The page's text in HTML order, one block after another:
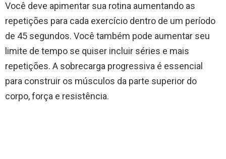
Você deve apimentar sua rotina aumentando as
repetições para cada exercício dentro de um período
de 45 segundos. Você também pode aumentar seu
limite de tempo se quiser incluir séries e mais
repetições. A sobrecarga progressiva é essencial
para construir os músculos da parte superior do
corpo, força e resistência.